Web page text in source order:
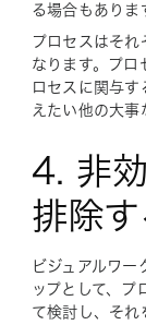
る場合もありま
プロセスはそ
なります。プロ
ロセスに関与す
えたい他の大事
4. 非
排除す
ビジュアルワ
ップとして、
て検討し、それ